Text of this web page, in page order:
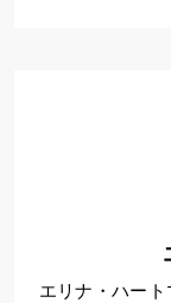
エリナ・ハー